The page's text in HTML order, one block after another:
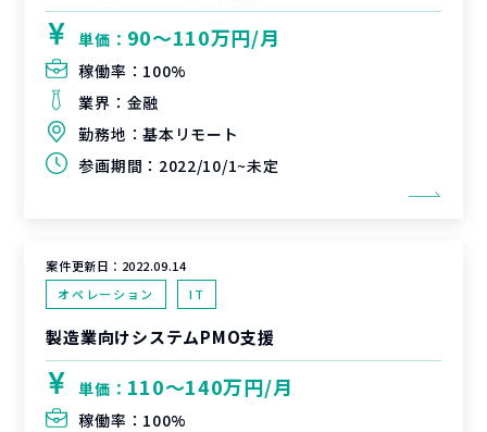
単価： 90〜110万円/月
稼働率： 100%
業界： 金融
勤務地：基本リモート
参画期間： 2022/10/1~未定
案件更新日： 2022.09.14
オペレーション
IT
製造業向けシステムPMO支援
単価： 110〜140万円/月
稼働率： 100%